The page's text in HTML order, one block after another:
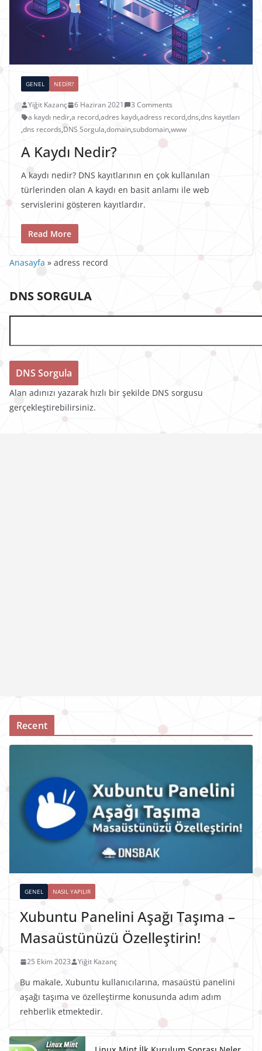
GENEL NEDIR?
Yiğit Kazanç 6 Haziran 2021
3 Comments
a kaydı nedir,a record,adres kaydı,adress record,dns,dns kayıtları
,dns records,DNS Sorgula,domain,subdomain,www
A Kaydı Nedir?
A kaydı nedir? DNS kayıtlarının en çok kullanılan
türlerinden olan A kaydı en basit anlamı ile web
servislerini gösteren kayıtlardır.
Read More
Anasayfa » adress record
DNS SORGULA
Alan adınızı yazarak hızlı bir şekilde DNS sorgusu
gerçekleştirebilirsiniz.
Recent
GENEL NASIL YAPILIR
Xubuntu Panelini Aşağı Taşıma –
Masaüstünüzü Özelleştirin!
25 Ekim 2023 Yiğit Kazanç
Bu makale, Xubuntu kullanıcılarına, masaüstü panelini
aşağı taşıma ve özelleştirme konusunda adım adım
rehberlik etmektedir.